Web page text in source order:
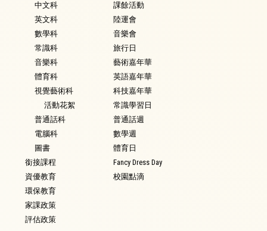
中文科
英文科
數學科
常識科
音樂科
體育科
視覺藝術科
活動花絮
普通話科
電腦科
圖書
銜接課程
資優教育
環保教育
家課政策
評估政策
課餘活動
陸運會
音樂會
旅行日
藝術嘉年華
英語嘉年華
科技嘉年華
常識學習日
普通話週
數學週
體育日
Fancy Dress Day
校園點滴